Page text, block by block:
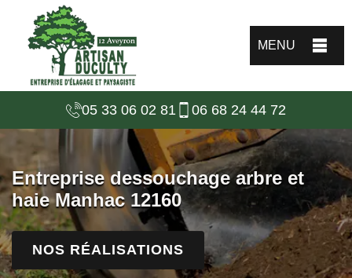
MENU
05 33 06 02 81 06 68 24 44 72
Entreprise dessouchage arbre et
haie Manhac 12160
NOS RÉALISATIONS